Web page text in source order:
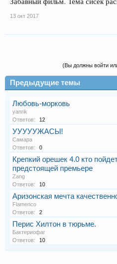
13 окт 2017
(Вы должны войти
Предыдущие темы
Любовь-морковь
yanrik
Ответов:
12
УУУУУЖАСЫ!
Самара
Ответов:
0
Крепкий орешек 4.0 кто
предстоящей премьере
Zang
Ответов:
10
Аризонская мечта
Flamenco
Ответов:
2
Перис Хилтон в тюрьме.
Бактериофаг
Ответов:
10